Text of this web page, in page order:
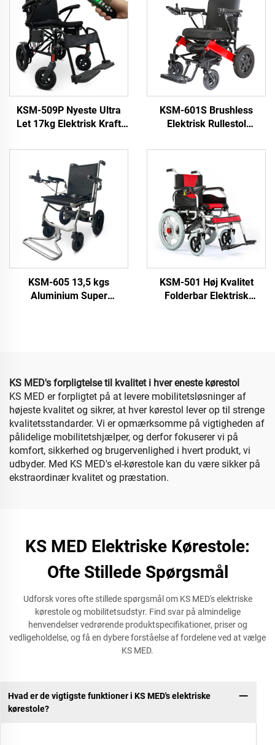
KSM-509P Nyeste Ultra
Let 17kg Elektrisk Kraft
Brushless Portable
Foldbar Letvægts Elektrisk
Rullestol
KSM-601S Brushless
Elektrisk Rullestol
Rullestol med 500W
Batteri 2 stk Luftfart
Godkendt til Rejse
KSM-605 13,5 kgs
Aluminium Super
KSM-501 Høj Kvalitet
Folderbar Elektrisk
KS MED's forpligtelse til kvalitet i hver eneste kørestol
KS MED er forpligtet på at levere mobilitetsløsninger af
højeste kvalitet og sikrer, at hver kørestol lever op til strenge
kvalitetsstandarder. Vi er opmærksomme på vigtigheden af
pålidelige mobilitetshjælper, og derfor fokuserer vi på
komfort, sikkerhed og brugervenlighed i hvert produkt, vi
udbyder. Med KS MED's el-kørestole kan du være sikker på
ekstraordinær kvalitet og præstation.
KS MED Elektriske Kørestole:
Ofte Stillede Spørgsmål
Udforsk vores ofte stillede spørgsmål om KS MED's elektriske
kørestole og mobilitetsudstyr. Find svar på almindelige
henvendelser vedrørende produktspecifikationer, priser og
vedligeholdelse, og få en dybere forståelse af fordelene ved at vælge
KS MED.
Hvad er de vigtigste funktioner i KS MED's elektriske
kørestole?